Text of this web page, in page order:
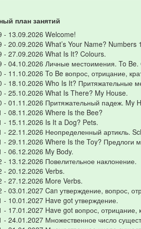
план занятий
- 13.09.2026 Welcome!
- 20.09.2026 What’s Your Name? Numbers
- 27.09.2026 What Is It? Colours.
- 04.10.2026 Личные местоимения. To Be.
- 11.10.2026 To Be вопрос, отрицание,
- 18.10.2026 Who Is It? Притяжательные
- 25.10.2026 What Is There? My House.
- 01.11.2026 Притяжательный падеж. My
- 08.11.2026 Where Is the Bee?
- 15.11.2026 Is It a Dog? Pets.
- 22.11.2026 Неопределенный артикль.
- 29.11.2026 Where Is the Toy? Предлоги
- 06.12.2026 My Body.
- 13.12.2026 Повелительное наклонение.
- 20.12.2026 Verbs.
- 27.12.2026 More Verbs.
- 03.01.2027 Can утверждение, вопрос,
- 10.01.2027 Have got утверждение.
- 17.01.2027 Have got вопрос, отрицание,
- 24.01.2027 Множественное число